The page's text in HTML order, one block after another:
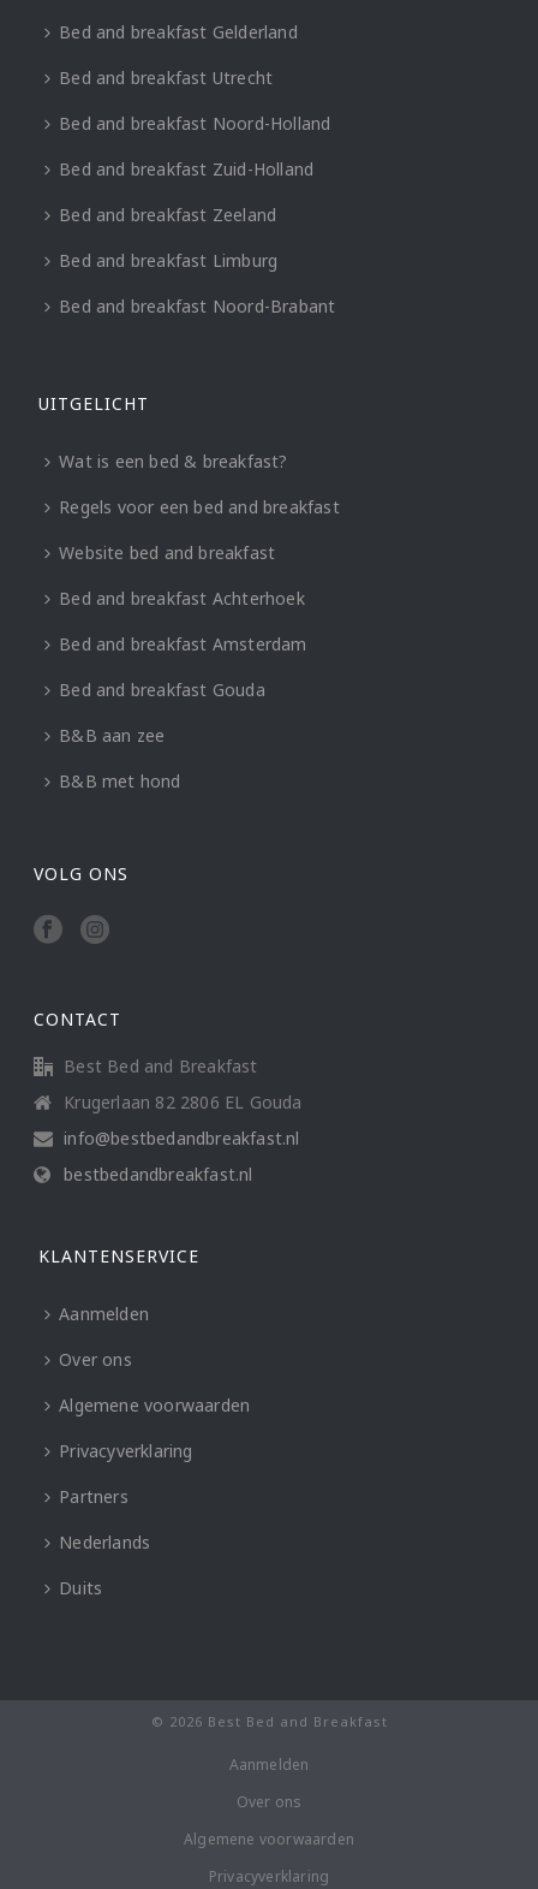
Bed and breakfast Gelderland
Bed and breakfast Utrecht
Bed and breakfast Noord-Holland
Bed and breakfast Zuid-Holland
Bed and breakfast Zeeland
Bed and breakfast Limburg
Bed and breakfast Noord-Brabant
UITGELICHT
Wat is een bed & breakfast?
Regels voor een bed and breakfast
Website bed and breakfast
Bed and breakfast Achterhoek
Bed and breakfast Amsterdam
Bed and breakfast Gouda
B&B aan zee
B&B met hond
VOLG ONS
CONTACT
Best Bed and Breakfast
Krugerlaan 82 2806 EL Gouda
info@bestbedandbreakfast.nl
bestbedandbreakfast.nl
KLANTENSERVICE
Aanmelden
Over ons
Algemene voorwaarden
Privacyverklaring
Partners
Nederlands
Duits
© 2026 Best Bed and Breakfast
Aanmelden
Over ons
Algemene voorwaarden
Privacyverklaring